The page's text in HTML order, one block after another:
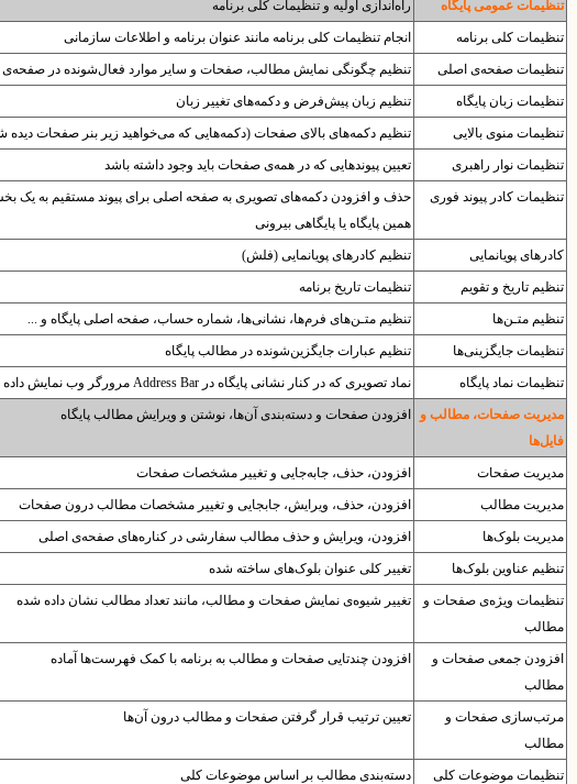
تنظیمات عمومی پایگاه راه‌اندازی اولیه و تنظیمات کلی برنامه
تنظیمات کلی برنامه انجام تنظیمات کلی برنامه مانند عنوان برنامه و اطلاعات سازمانی
تنظیمات صفحه‌ی اصلی تنظیم چگونگی نمایش مطالب، صفحات و سایر موارد فعال‌شونده در
تنظیمات زبان پایگاه تنظیم زبان پیش‌فرض و دکمه‌های تغییر زبان
تنظیمات منوی بالایی تنظیم دکمه‌های بالای صفحات (دکمه‌هایی که می‌خواهید زیر بنر صفحات دیده
تنظیمات نوار راهبری تعیین پیوندهایی که در همه‌ی صفحات باید وجود داشته باشد
تنظیمات کادر پیوند فوری
حذف و افزودن دکمه‌های تصویری به صفحه اصلی برای پیوند مستقیم به یک
همین پایگاه یا پایگاهی بیرونی
کادرهای پویانمایی تنظیم کادرهای پویانمایی (فلش)
تنظیم تاریخ و تقویم تنظیمات تاریخ برنامه
تنظیم متـن‌ها تنظیم متـن‌های فرم‌ها، نشانی‌ها، شماره حساب، صفحه اصلی پایگاه و ...
تنظیمات جایگزینی‌ها تنظیم عبارات جایگزین‌شونده در مطالب پایگاه
تنظیمات نماد پایگاه نماد تصویری که در کنار نشانی پایگاه در Address Bar مرورگر وب نمایش داده می‌شود
مدیریت صفحات، مطالب و
فایل‌ها
افزودن صفحات و دسته‌بندی آن‌ها، نوشتن و ویرایش مطالب پایگاه
مدیریت صفحات افزودن، حذف، جابه‌جایی و تغییر مشخصات صفحات
مدیریت مطالب افزودن، حذف، ویرایش، جابجایی و تغییر مشخصات مطالب درون صفحات
مدیریت بلوک‌ها افزودن، ویرایش و حذف مطالب سفارشی در کناره‌های صفحه‌ی اصلی
تنظیم عناوین بلوک‌ها تغییر کلی عنوان بلوک‌های ساخته شده
تنظیمات وی‍ژه‌ی صفحات و
مطالب
تغییر شیوه‌ی نمایش صفحات و مطالب، مانند تعداد مطالب نشان داده شده
افزودن جمعی صفحات و
مطالب
افزودن چندتایی صفحات و مطالب به برنامه با کمک فهرست‌ها آماده
مرتب‌سازی صفحات و
مطالب
تعیین ترتیب قرار گرفتن صفحات و مطالب درون آن‌ها
تنظیمات موضوعات کلی
دسته‌بندی مطالب بر اساس موضوعات کلی